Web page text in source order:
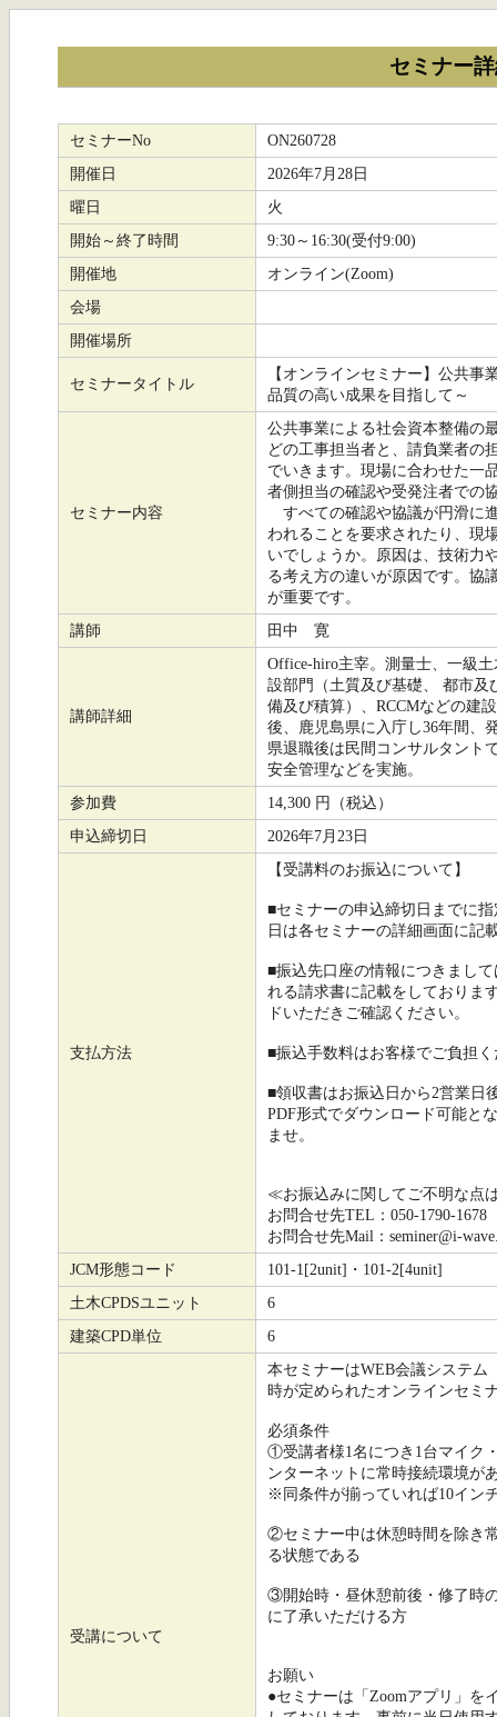
セミナー
セミナーNo
ON260728
開催日
2026年7月28日
曜日
火
開始～終了時間
9:30～16:30(受付9:00)
開催地
オンライン(Zoom)
会場
開催場所
セミナータイトル
【オンラインセミナー】公共
品質の高い成果を目指して～
セミナー内容
公共事業による社会資本整備の
どの工事担当者と、請負業者の
でいきます。現場に合わせた一
者側担当の確認や受発注者での
すべての確認や協議が円滑に
われることを要求されたり、現
いでしょうか。原因は、技術力
る考え方の違いが原因です。協
が重要です。
講師
田中 寛
講師詳細
Office-hiro主宰。測量士、一級
設部門（土質及び基礎、 都市
備及び積算）、RCCMなどの建
後、鹿児島県に入庁し36年間、
県退職後は民間コンサルタント
安全管理などを実施。
参加費
14,300 円（税込）
申込締切日
2026年7月23日
支払方法
【受講料のお振込について】
■セミナーの申込締切日までに
日は各セミナーの詳細画面に記
■振込先口座の情報につきまし
れる請求書に記載をしておりま
ドいただきご確認ください。
■振込手数料はお客様でご負担
■領収書はお振込日から2営業日
PDF形式でダウンロード可能と
ませ。
≪お振込みに関してご不明な点
お問合せ先TEL：050-1790-1678
お問合せ先Mail：seminer@i-
JCM形態コード
101-1[2unit]・101-2[4unit]
土木CPDSユニット
6
建築CPD単位
6
受講について
本セミナーはWEB会議システム
時が定められたオンラインセミ
必須条件
①受講者様1名につき1台マイク
ンターネットに常時接続環境が
※同条件が揃っていれば10イン
②セミナー中は休憩時間を除き
る状態である
③開始時・昼休憩前後・修了時
に了承いただける方
お願い
●セミナーは「Zoomアプリ」を